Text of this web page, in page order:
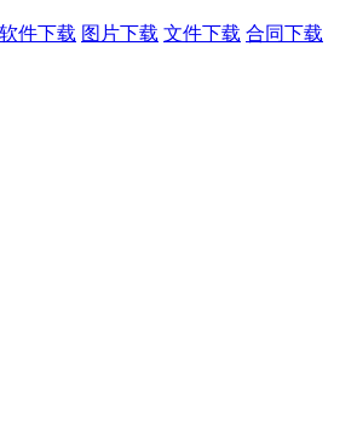
软件下载 图片下载 文件下载 合同下载